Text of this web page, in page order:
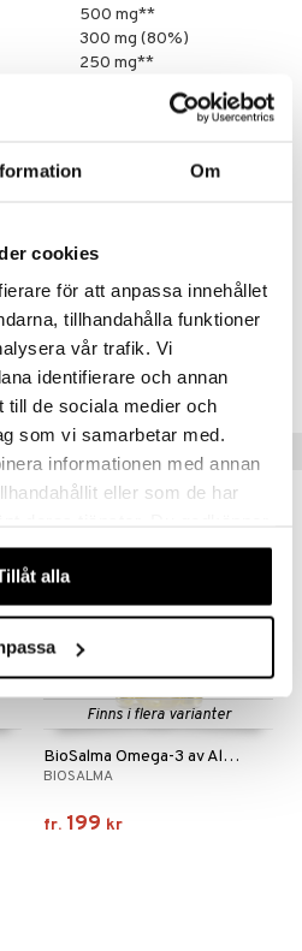
Om
cookies
för att anpassa innehållet
tillhandahålla funktioner
vår trafik. Vi
identifierare och annan
till de sociala medier och
som vi samarbetar med.
informationen med annan
eller som de har
av vår webbplats.
alla
500 mg**
300 mg (80%)
250 mg**
5 mg**
142 kr
till dig
Finns i flera varianter
BioSalma Omega-3 av Alg 375mg DHA/EPA
BIOSALMA
fr. 199 kr